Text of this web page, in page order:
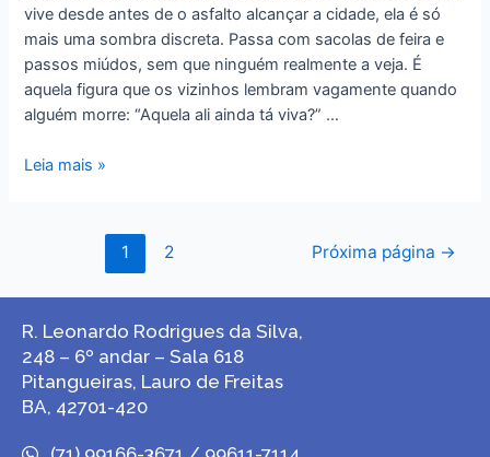
vive desde antes de o asfalto alcançar a cidade, ela é só
mais uma sombra discreta. Passa com sacolas de feira e
passos miúdos, sem que ninguém realmente a veja. É
aquela figura que os vizinhos lembram vagamente quando
alguém morre: “Aquela ali ainda tá viva?” …
Leia mais »
1 2 Próxima página →
R. Leonardo Rodrigues da Silva,
248 – 6º andar – Sala 618
Pitangueiras, Lauro de Freitas
BA, 42701-420